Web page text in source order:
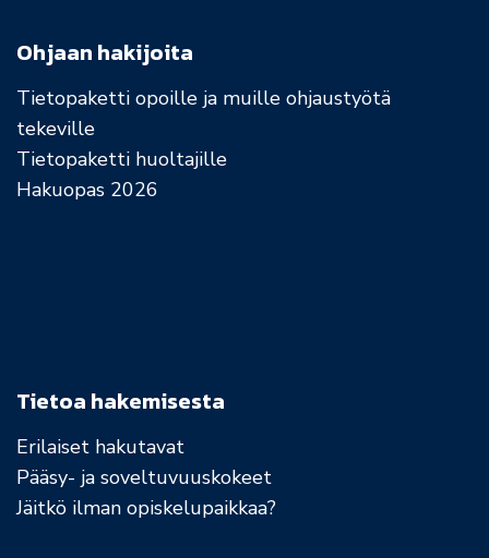
Ohjaan hakijoita
Tietopaketti opoille ja muille ohjaustyötä
tekeville
Tietopaketti huoltajille
Hakuopas 2026
Tietoa hakemisesta
Erilaiset hakutavat
Pääsy- ja soveltuvuuskokeet
Jäitkö ilman opiskelupaikkaa?